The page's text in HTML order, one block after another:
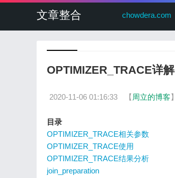
文章整合 chowdera.com
OPTIMIZER_TRACE详解
2020-11-06 01:16:33 【 周立的博客】
目录
OPTIMIZER_TRACE相关参数
OPTIMIZER_TRACE使用
OPTIMIZER_TRACE结果分析
join_preparation